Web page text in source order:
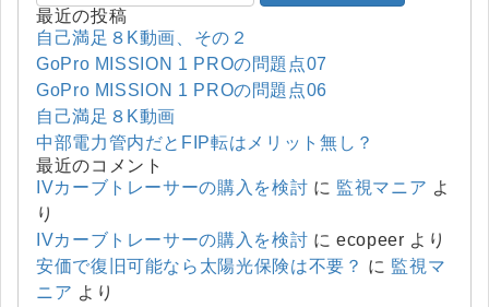
最近の投稿
自己満足８K動画、その２
GoPro MISSION 1 PROの問題点07
GoPro MISSION 1 PROの問題点06
自己満足８K動画
中部電力管内だとFIP転はメリット無し？
最近のコメント
IVカーブトレーサーの購入を検討 に 監視マニア よ
り
IVカーブトレーサーの購入を検討 にecopeer より
安価で復旧可能なら太陽光保険は不要？ に 監視マ
ニア より